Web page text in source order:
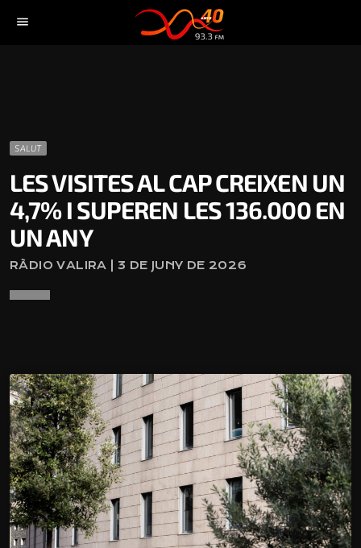
menu
SALUT
LES VISITES AL CAP CREIXEN UN
4,7% I SUPEREN LES 136.000 EN
UN ANY
RÀDIO VALIRA | 3 DE JUNY DE 2026